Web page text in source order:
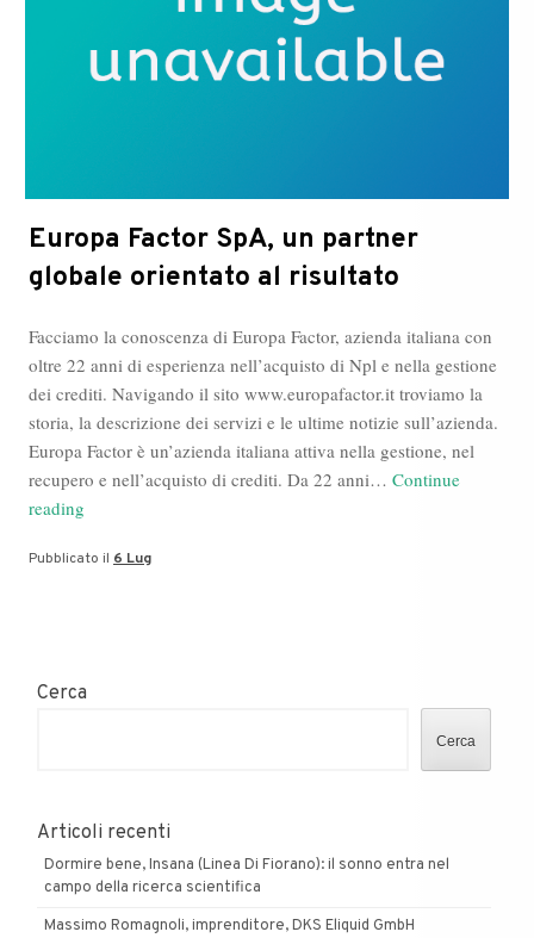
Europa Factor SpA, un partner
globale orientato al risultato
Facciamo la conoscenza di Europa Factor, azienda italiana con
oltre 22 anni di esperienza nell’acquisto di Npl e nella gestione
dei crediti. Navigando il sito www.europafactor.it troviamo la
storia, la descrizione dei servizi e le ultime notizie sull’azienda.
Europa Factor è un’azienda italiana attiva nella gestione, nel
recupero e nell’acquisto di crediti. Da 22 anni… Continue
reading
SpA,
al
Pubblicato il 6 Lug
Cerca
Cerca
Articoli recenti
Dormire bene, Insana (Linea Di Fiorano): il sonno entra nel
campo della ricerca scientifica
Massimo Romagnoli, imprenditore, DKS Eliquid GmbH